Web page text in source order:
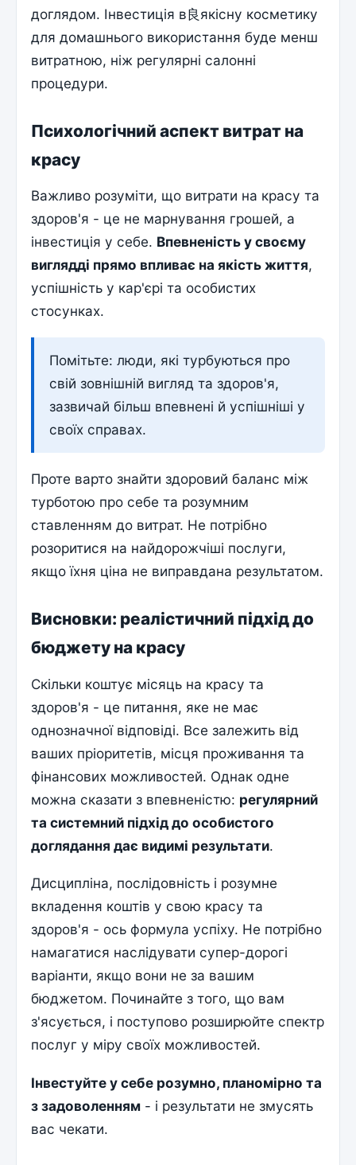
доглядом. Інвестиція в良якісну косметику
для домашнього використання буде менш
витратною, ніж регулярні салонні
процедури.
Психологічний аспект витрат на
красу
Важливо розуміти, що витрати на красу та
здоров'я - це не марнування грошей, а
інвестиція у себе. Впевненість у своєму
виглядді прямо впливає на якість життя,
успішність у кар'єрі та особистих
стосунках.
Помітьте: люди, які турбуються про
свій зовнішній вигляд та здоров'я,
зазвичай більш впевнені й успішніші у
своїх справах.
Проте варто знайти здоровий баланс між
турботою про себе та розумним
ставленням до витрат. Не потрібно
розоритися на найдорожчіші послуги,
якщо їхня ціна не виправдана результатом.
Висновки: реалістичний підхід до
бюджету на красу
Скільки коштує місяць на красу та
здоров'я - це питання, яке не має
однозначної відповіді. Все залежить від
ваших пріоритетів, місця проживання та
фінансових можливостей. Однак одне
можна сказати з впевненістю: регулярний
та системний підхід до особистого
доглядання дає видимі результати.
Дисципліна, послідовність і розумне
вкладення коштів у свою красу та
здоров'я - ось формула успіху. Не потрібно
намагатися наслідувати супер-дорогі
варіанти, якщо вони не за вашим
бюджетом. Починайте з того, що вам
з'ясується, і поступово розширюйте спектр
послуг у міру своїх можливостей.
Інвестуйте у себе розумно, планомірно та
з задоволенням - і результати не змусять
вас чекати.